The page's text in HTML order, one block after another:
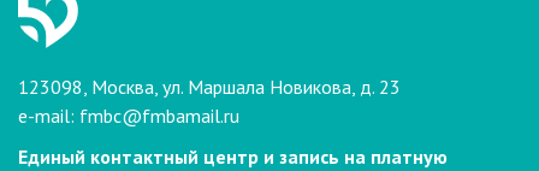
123098, Москва, ул. Маршала Новикова, д. 23
e-mail: fmbc@fmbamail.ru
Единый контактный центр и запись на платную